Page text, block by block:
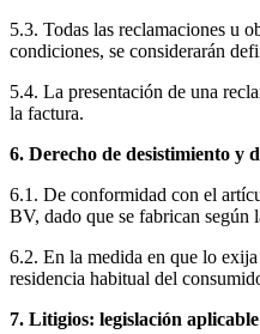
5.3. Todas las reclamaciones u
condiciones, se considerarán
5.4. La presentación de una
la factura.
6. Derecho de desistimiento y
6.1. De conformidad con el
BV, dado que se fabrican según
6.2. En la medida en que lo
residencia habitual del
7. Litigios: legislación